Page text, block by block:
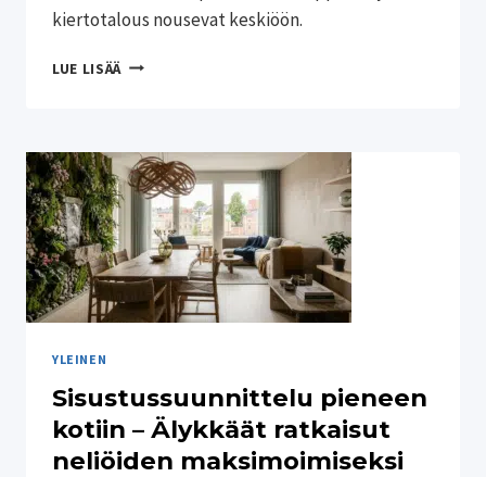
kiertotalous nousevat keskiöön.
LUE LISÄÄ KIRPPUTORI
MIKSI
KÄYTETYN
OSTAMINEN
ON
PARAS
TEKO
YMPÄRISTÖLLE
YLEINEN
Sisustussuunnittelu pieneen
kotiin – Älykkäät ratkaisut
neliöiden maksimoimiseksi